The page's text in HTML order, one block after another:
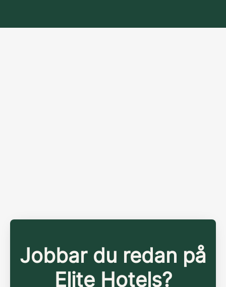
Jobbar du redan på
Elite Hotels?